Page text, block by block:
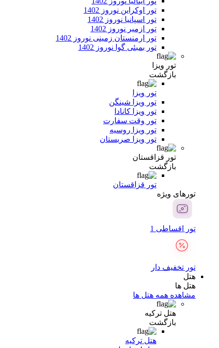
تور اوکراین نوروز 1402
تور اسپانیا نوروز 1402
تور ازمیر نوروز 1402
تور ارمنستان زمینی نوروز 1402
تور بمبئی گوا نوروز 1402
تور ویزا
بازگشت
تور ویزا
تور ویزا شینگن
تور ویزا کانادا
تور وقت سفارت
تور ویزا روسیه
تور ویزا صربستان
تور قزاقستان
بازگشت
تور قزاقستان
تور‌های ویژه
تور اقساطی 1
تور تخفیف دار
هتل
هتل ها
مشاهده همه هتل ها
هتل ترکیه
بازگشت
هتل ترکیه